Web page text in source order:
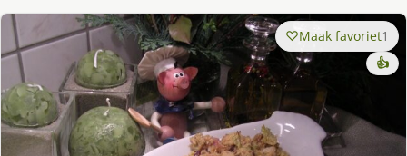
Maak favoriet1
👍